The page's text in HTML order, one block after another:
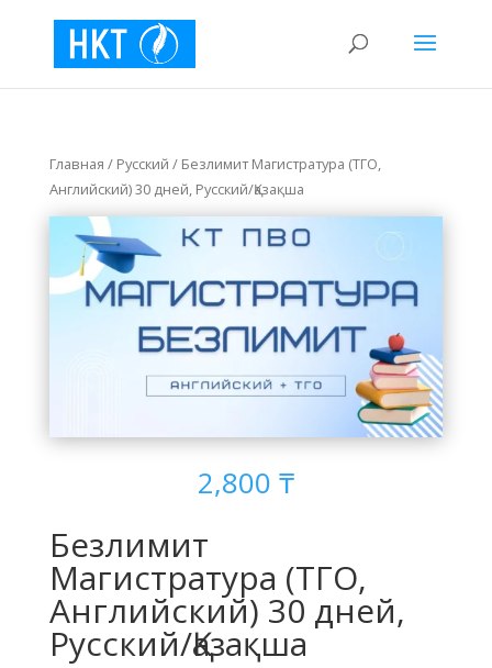
Главная / Русский / Безлимит Магистратура (ТГО,
Английский) 30 дней, Русский/Қазақша
2,800 ₸
Безлимит
Магистратура (ТГО,
Английский) 30 дней,
Русский/Қазақша